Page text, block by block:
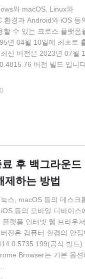
와 macOS, Linux와
환경과 Android와 iOS 등
할 수 있는 크로스 플랫폼
년 04월 10일에 최초로
신 버전은 2023년 07월
버전 빌드 입니
후 백그라운드
제하는 방법
스, macOS 등의 데스크
등의 모바일 디바이스
랫폼 인터넷 웹 브라우저
전은 컴퓨터 환경의 안정
공식 빌드)
Browser는 기본 옵션